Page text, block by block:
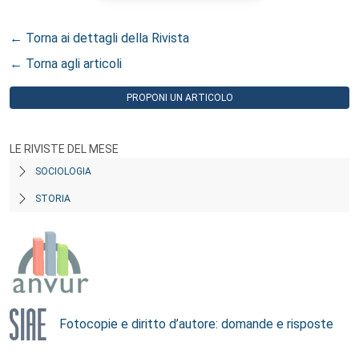
← Torna ai dettagli della Rivista
← Torna agli articoli
PROPONI UN ARTICOLO
LE RIVISTE DEL MESE
SOCIOLOGIA
STORIA
Fotocopie e diritto d’autore: domande e risposte